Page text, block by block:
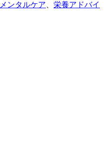
メンタルケア、 栄養アドバイ